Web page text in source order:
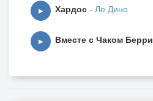
▶ Хардос - Ле Дино
▶ Вместе с Чаком Берри